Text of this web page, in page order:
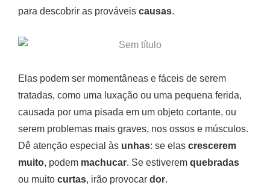
para descobrir as prováveis causas.
Elas podem ser momentâneas e fáceis de serem
tratadas, como uma luxação ou uma pequena ferida,
causada por uma pisada em um objeto cortante, ou
serem problemas mais graves, nos ossos e músculos.
Dê atenção especial às unhas: se elas crescerem
muito, podem machucar. Se estiverem quebradas
ou muito curtas, irão provocar dor.